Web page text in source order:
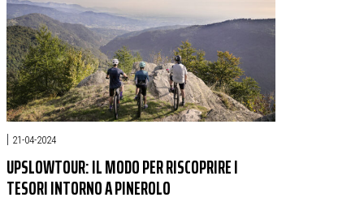
| 21-04-2024
UPSLOWTOUR: IL MODO PER RISCOPRIRE I
TESORI INTORNO A PINEROLO